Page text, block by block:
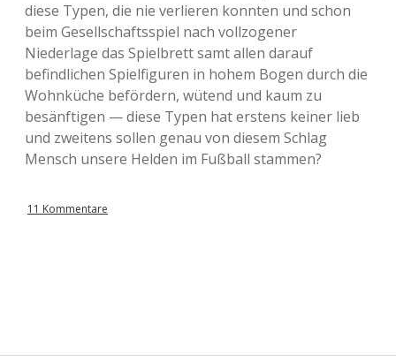
diese Typen, die nie verlieren konnten und schon
beim Gesellschaftsspiel nach vollzogener
Niederlage das Spielbrett samt allen darauf
befindlichen Spielfiguren in hohem Bogen durch die
Wohnküche befördern, wütend und kaum zu
besänftigen — diese Typen hat erstens keiner lieb
und zweitens sollen genau von diesem Schlag
Mensch unsere Helden im Fußball stammen?
11 Kommentare